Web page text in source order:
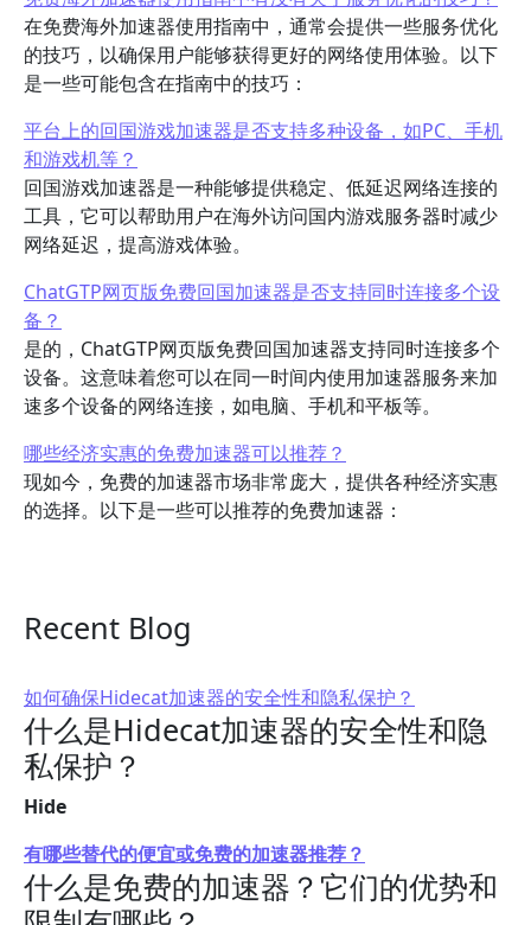
在免费海外加速器使用指南中，通常会提供一些服务优化
的技巧，以确保用户能够获得更好的网络使用体验。以下
是一些可能包含在指南中的技巧：
平台上的回国游戏加速器是否支持多种设备，如PC、手机
和游戏机等？
回国游戏加速器是一种能够提供稳定、低延迟网络连接的
工具，它可以帮助用户在海外访问国内游戏服务器时减少
网络延迟，提高游戏体验。
ChatGTP网页版免费回国加速器是否支持同时连接多个设
备？
是的，ChatGTP网页版免费回国加速器支持同时连接多个
设备。这意味着您可以在同一时间内使用加速器服务来加
速多个设备的网络连接，如电脑、手机和平板等。
哪些经济实惠的免费加速器可以推荐？
现如今，免费的加速器市场非常庞大，提供各种经济实惠
的选择。以下是一些可以推荐的免费加速器：
Recent Blog
如何确保Hidecat加速器的安全性和隐私保护？
什么是Hidecat加速器的安全性和隐
私保护？
Hide
有哪些替代的便宜或免费的加速器推荐？
什么是免费的加速器？它们的优势和